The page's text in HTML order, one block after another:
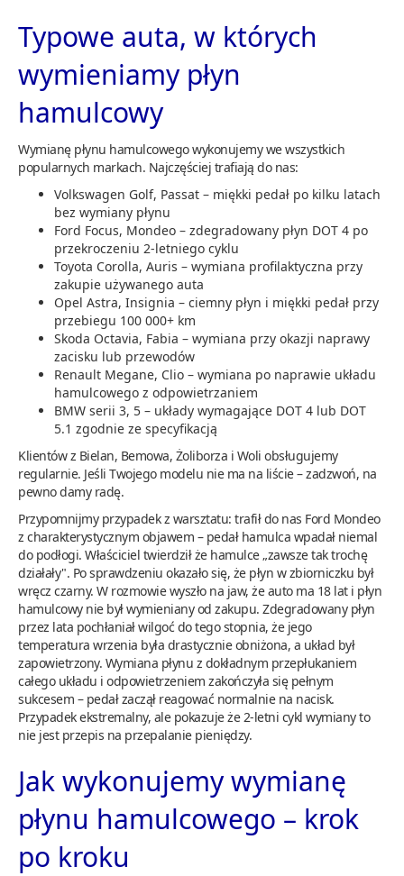
Typowe auta, w których
wymieniamy płyn
hamulcowy
Wymianę płynu hamulcowego wykonujemy we wszystkich
popularnych markach. Najczęściej trafiają do nas:
Volkswagen Golf, Passat – miękki pedał po kilku latach
bez wymiany płynu
Ford Focus, Mondeo – zdegradowany płyn DOT 4 po
przekroczeniu 2-letniego cyklu
Toyota Corolla, Auris – wymiana profilaktyczna przy
zakupie używanego auta
Opel Astra, Insignia – ciemny płyn i miękki pedał przy
przebiegu 100 000+ km
Skoda Octavia, Fabia – wymiana przy okazji naprawy
zacisku lub przewodów
Renault Megane, Clio – wymiana po naprawie układu
hamulcowego z odpowietrzaniem
BMW serii 3, 5 – układy wymagające DOT 4 lub DOT
5.1 zgodnie ze specyfikacją
Klientów z Bielan, Bemowa, Żoliborza i Woli obsługujemy
regularnie. Jeśli Twojego modelu nie ma na liście – zadzwoń, na
pewno damy radę.
Przypomnijmy przypadek z warsztatu: trafił do nas Ford Mondeo
z charakterystycznym objawem – pedał hamulca wpadał niemal
do podłogi. Właściciel twierdził że hamulce „zawsze tak trochę
działały". Po sprawdzeniu okazało się, że płyn w zbiorniczku był
wręcz czarny. W rozmowie wyszło na jaw, że auto ma 18 lat i płyn
hamulcowy nie był wymieniany od zakupu. Zdegradowany płyn
przez lata pochłaniał wilgoć do tego stopnia, że jego
temperatura wrzenia była drastycznie obniżona, a układ był
zapowietrzony. Wymiana płynu z dokładnym przepłukaniem
całego układu i odpowietrzeniem zakończyła się pełnym
sukcesem – pedał zaczął reagować normalnie na nacisk.
Przypadek ekstremalny, ale pokazuje że 2-letni cykl wymiany to
nie jest przepis na przepalanie pieniędzy.
Jak wykonujemy wymianę
płynu hamulcowego – krok
po kroku